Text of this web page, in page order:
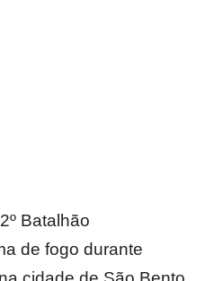
Batalhão
de fogo durante